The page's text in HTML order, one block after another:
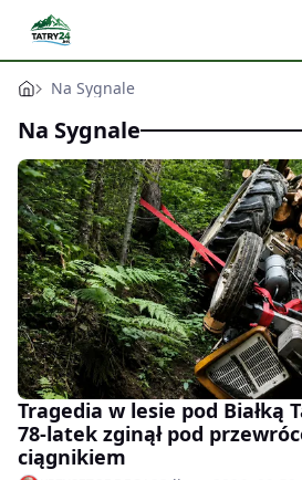
Na Sygnale
Na Sygnale
Tragedia w lesie pod Białką
78-latek zginął pod
ciągnikiem